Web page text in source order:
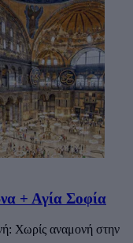
+ Αγία Σοφία
Χωρίς αναμονή στην